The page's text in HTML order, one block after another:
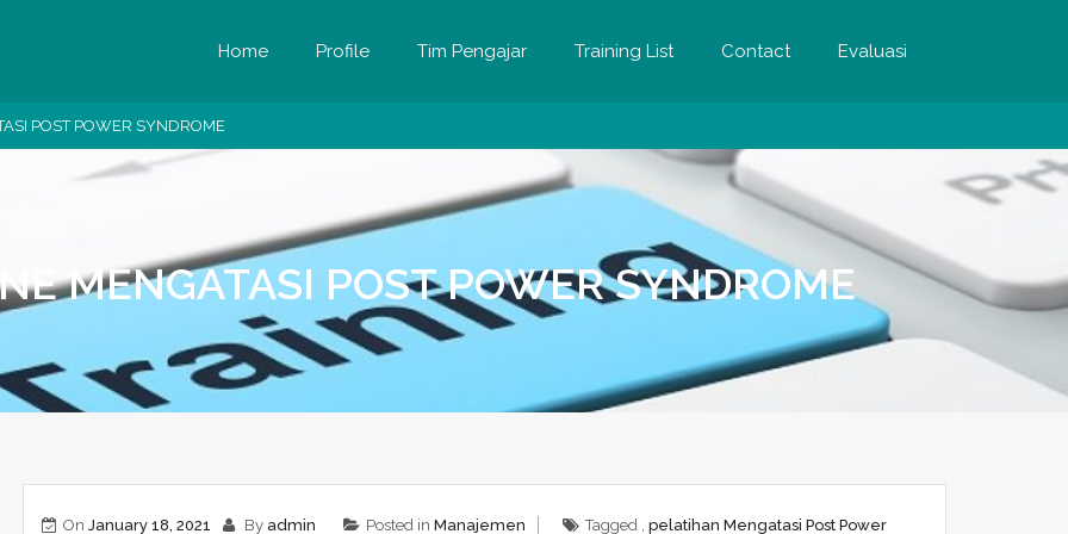
Home Profile Tim Pengajar Training List Contact Evaluasi
POST POWER SYNDROME
MENGATASI POST POWER SYNDROME
On January 18, 2021 By admin Posted in Manajemen Tagged , pelatihan Mengatasi Post Power